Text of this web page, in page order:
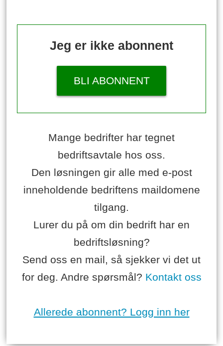
Jeg er ikke abonnent
BLI ABONNENT
Mange bedrifter har tegnet
bedriftsavtale hos oss.
Den løsningen gir alle med e-post
inneholdende bedriftens maildomene
tilgang.
Lurer du på om din bedrift har en
bedriftsløsning?
Send oss en mail, så sjekker vi det ut
for deg. Andre spørsmål? Kontakt oss
Allerede abonnent? Logg inn her